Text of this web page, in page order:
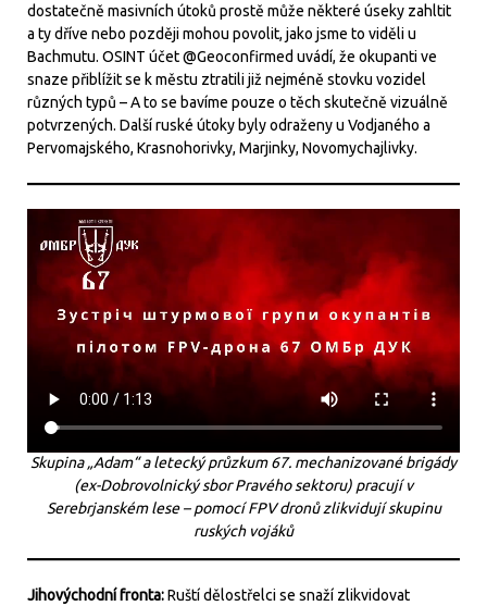
dostatečně masivních útoků prostě může některé úseky zahltit
a ty dříve nebo později mohou povolit, jako jsme to viděli u
Bachmutu. OSINT účet @Geoconfirmed uvádí, že okupanti ve
snaze přiblížit se k městu ztratili již nejméně stovku vozidel
různých typů – A to se bavíme pouze o těch skutečně vizuálně
potvrzených. Další ruské útoky byly odraženy u Vodjaného a
Pervomajského, Krasnohorivky, Marjinky, Novomychajlivky.
Skupina „Adam“ a letecký průzkum 67. mechanizované brigády
(ex-Dobrovolnický sbor Pravého sektoru) pracují v
Serebrjanském lese – pomocí FPV dronů zlikvidují skupinu
ruských vojáků
Jihovýchodní fronta:Ruští dělostřelci se snaží zlikvidovat